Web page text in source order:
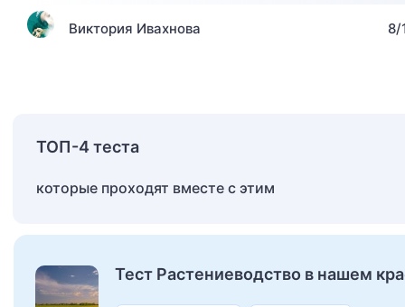
Виктория Ивахнова 8/
ТОП-4 теста
которые проходят вместе с этим
Тест Растениеводство в нашем